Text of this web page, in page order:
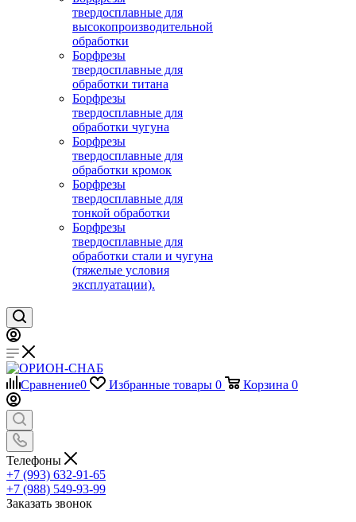
твердосплавные для
высокопроизводительной
обработки
Борфрезы
твердосплавные для
обработки титана
Борфрезы
твердосплавные для
обработки чугуна
Борфрезы
твердосплавные для
обработки кромок
Борфрезы
твердосплавные для
тонкой обработки
Борфрезы
твердосплавные для
обработки стали и чугуна
(тяжелые условия
эксплуатации).
Сравнение0 Избранные товары 0 Корзина 0
Телефоны
+7 (993) 632-91-65
+7 (988) 549-93-99
Заказать звонок